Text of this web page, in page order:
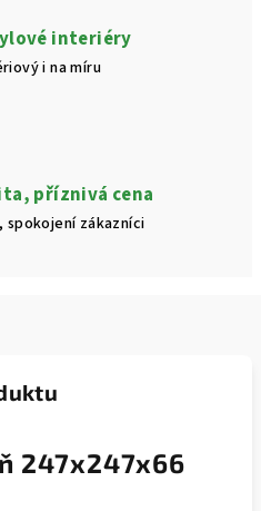
interiéry
i na míru
příznivá cena
zákazníci
247x247x66